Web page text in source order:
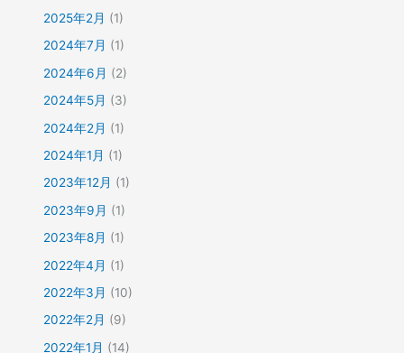
2025年2月 (1)
2024年7月 (1)
2024年6月 (2)
2024年5月 (3)
2024年2月 (1)
2024年1月 (1)
2023年12月 (1)
2023年9月 (1)
2023年8月 (1)
2022年4月 (1)
2022年3月 (10)
2022年2月 (9)
2022年1月 (14)